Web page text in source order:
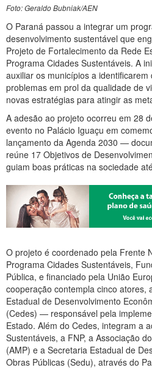
Foto: Geraldo Bubniak/AEN
O Paraná passou a integrar um
desenvolvimento sustentável que
Projeto de Fortalecimento da Rede
Programa Cidades Sustentáveis. A
auxiliar os municípios a
problemas em prol da qualidade de
novas estratégias para atingir as
A adesão ao projeto ocorreu em 28
evento no Palácio Iguaçu em
lançamento da Agenda 2030 —
reúne 17 Objetivos de
guiam boas práticas na sociedade
O projeto é coordenado pela Frente
Programa Cidades Sustentáveis,
Pública, e financiado pela União
cooperação contempla cinco atores,
Estadual de Desenvolvimento
(Cedes) — responsável pela
Estado. Além do Cedes, integram a
Sustentáveis, a FNP, a Associação
(AMP) e a Secretaria Estadual de
Obras Públicas (Sedu), através do